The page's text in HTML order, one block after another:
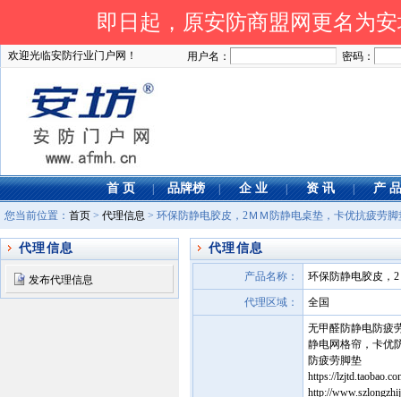
即日起，原安防商盟网更名
欢迎光临安防行业门户网！ 用户名： 密码：
首 页 | 品牌榜 | 企 业 | 资 讯 | 产 品
您当前位置： 首页 > 代理信息 > 环保防静电胶皮，2ＭＭ防静电桌垫，卡优抗疲劳
代理信息
发布代理信息
代理信息
产品名称： 环保防静电胶皮，
代理区域： 全国
无甲醛防静电防疲
静电网格帘，卡优
防疲劳脚垫
https://
http://